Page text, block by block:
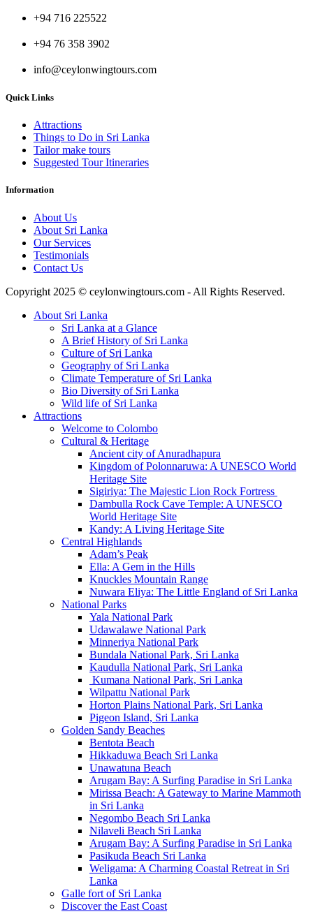
+94 716 225522
+94 76 358 3902
info@ceylonwingtours.com
Quick Links
Attractions
Things to Do in Sri Lanka
Tailor make tours
Suggested Tour Itineraries
Information
About Us
About Sri Lanka
Our Services
Testimonials
Contact Us
Copyright 2025 © ceylonwingtours.com - All Rights Reserved.
About Sri Lanka
Sri Lanka at a Glance
A Brief History of Sri Lanka
Culture of Sri Lanka
Geography of Sri Lanka
Climate Temperature of Sri Lanka
Bio Diversity of Sri Lanka
Wild life of Sri Lanka
Attractions
Welcome to Colombo
Cultural & Heritage
Ancient city of Anuradhapura
Kingdom of Polonnaruwa: A UNESCO World
Heritage Site
Sigiriya: The Majestic Lion Rock Fortress
Dambulla Rock Cave Temple: A UNESCO
World Heritage Site
Kandy: A Living Heritage Site
Central Highlands
Adam’s Peak
Ella: A Gem in the Hills
Knuckles Mountain Range
Nuwara Eliya: The Little England of Sri Lanka
National Parks
Yala National Park
Udawalawe National Park
Minneriya National Park
Bundala National Park, Sri Lanka
Kaudulla National Park, Sri Lanka
Kumana National Park, Sri Lanka
Wilpattu National Park
Horton Plains National Park, Sri Lanka
Pigeon Island, Sri Lanka
Golden Sandy Beaches
Bentota Beach
Hikkaduwa Beach Sri Lanka
Unawatuna Beach
Arugam Bay: A Surfing Paradise in Sri Lanka
Mirissa Beach: A Gateway to Marine Mammoth
in Sri Lanka
Negombo Beach Sri Lanka
Nilaveli Beach Sri Lanka
Arugam Bay: A Surfing Paradise in Sri Lanka
Pasikuda Beach Sri Lanka
Weligama: A Charming Coastal Retreat in Sri
Lanka
Galle fort of Sri Lanka
Discover the East Coast